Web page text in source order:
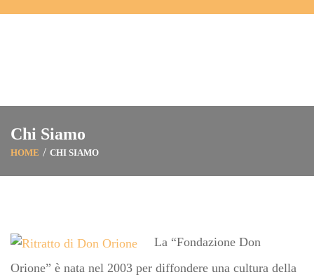
Chi Siamo
HOME CHI SIAMO
La “Fondazione Don
Orione” è nata nel 2003 per diffondere una cultura della